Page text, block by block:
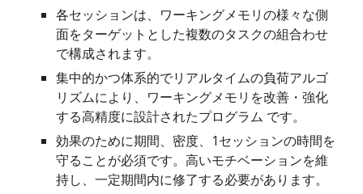
各セッションは、ワーキングメモリの様々な側
面をターゲットとした複数のタスクの組合わせ
で構成されます。
集中的かつ体系的でリアルタイムの負荷アルゴ
リズムにより、ワーキングメモリを改善・強化
する高精度に設計されたプログラム です。
効果のために期間、密度、1セッションの時間を
守ることが必須です。高いモチベーションを維
持し、一定期間内に修了する必要があります。